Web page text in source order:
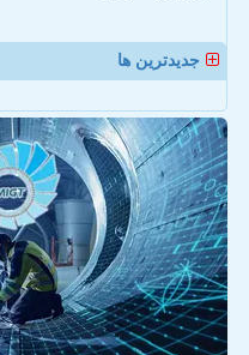
جدیدترین ها